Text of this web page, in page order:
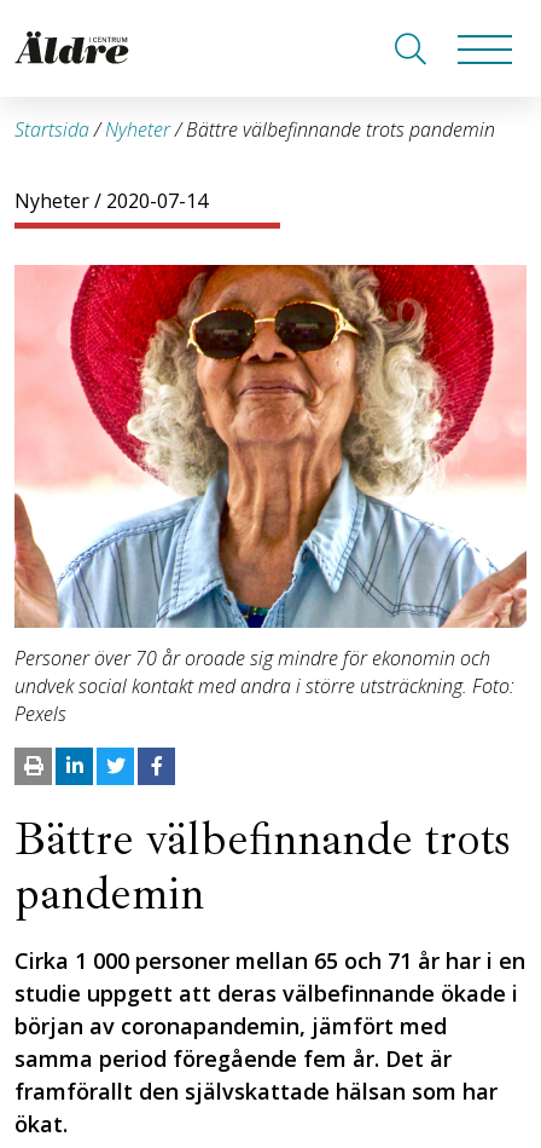
Startsida/Nyheter/Bättre välbefinnande trots pandemin
Nyheter/ 2020-07-14
Personer över 70 år oroade sig mindre för ekonomin och
undvek social kontakt med andra i större utsträckning. Foto:
Pexels
Bättre välbefinnande trots
pandemin
Cirka 1 000 personer mellan 65 och 71 år har i en
studie uppgett att deras välbefinnande ökade i
början av coronapandemin, jämfört med
samma period föregående fem år. Det är
framförallt den självskattade hälsan som har
ökat.